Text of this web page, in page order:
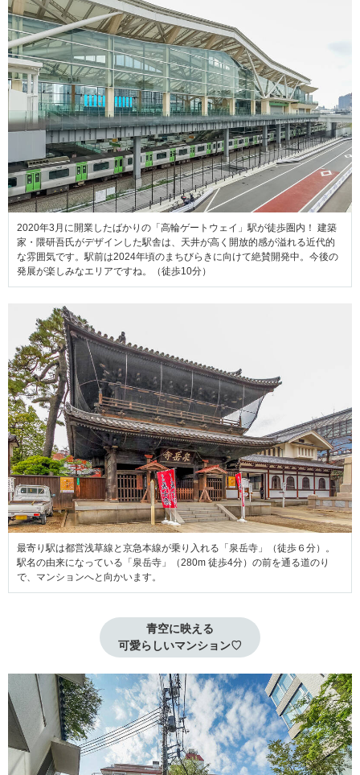
2020年3月に開業したばかりの「高輪ゲートウェイ」駅が徒歩圏内！ 建築
家・隈研吾氏がデザインした駅舎は、天井が高く開放的感が溢れる近代的
な雰囲気です。駅前は2024年頃のまちびらきに向けて絶賛開発中。今後の
発展が楽しみなエリアですね。（徒歩10分）
最寄り駅は都営浅草線と京急本線が乗り入れる「泉岳寺」（徒歩６分）。
駅名の由来になっている「泉岳寺」（280m 徒歩4分）の前を通る道のり
で、マンションへと向かいます。
青空に映える
可愛らしいマンション♡